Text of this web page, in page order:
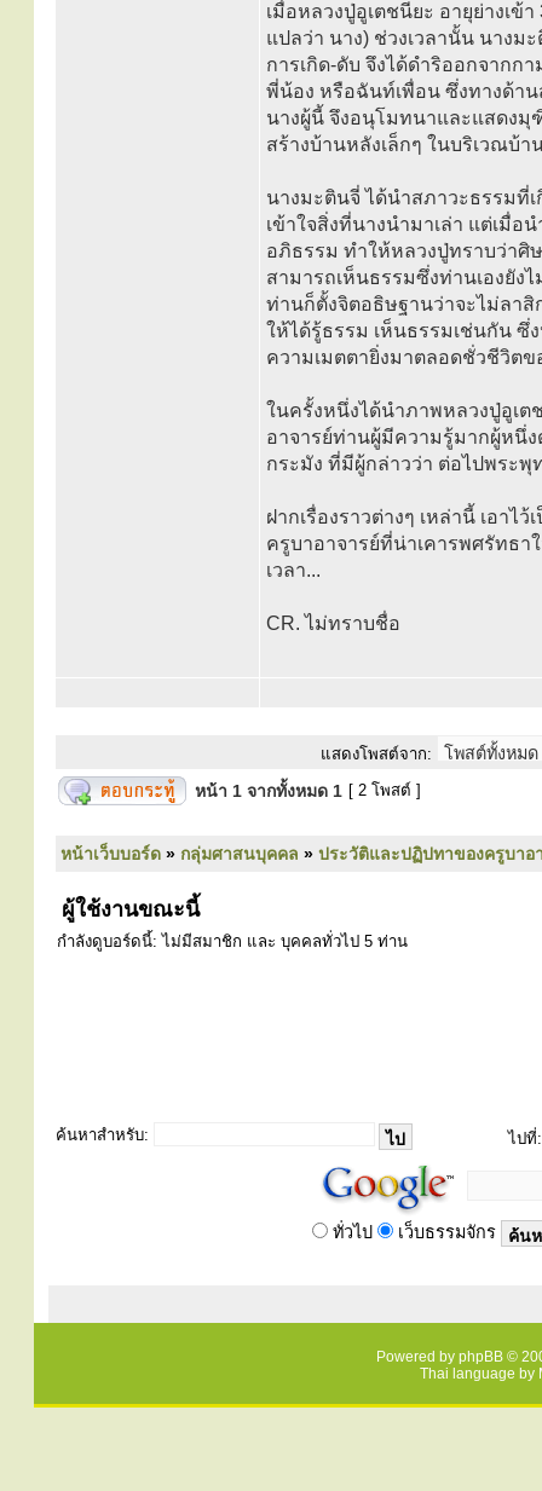
เมื่อหลวงปู่อูเตชนียะ อายุย่างเ
แปลว่า นาง) ช่วงเวลานั้น นาง
การเกิด-ดับ จึงได้ดำริออกจาก
พี่น้อง หรือฉันท์เพื่อน ซึ่งทางด้า
นางผู้นี้ จึงอนุโมทนาและแสดงมุ
สร้างบ้านหลังเล็กๆ ในบริเวณบ้
นางมะตินจี่ ได้นำสภาวะธรรมที่
เข้าใจสิ่งที่นางนำมาเล่า แต่เมื่อ
อภิธรรม ทำให้หลวงปู่ทราบว่าศิ
สามารถเห็นธรรมซึ่งท่านเองยัง
ท่านก็ตั้งจิตอธิษฐานว่าจะไม่ลาสิ
ให้ได้รู้ธรรม เห็นธรรมเช่นกัน ซึ่
ความเมตตายิ่งมาตลอดชั่วชีวิตข
ในครั้งหนึ่งได้นำภาพหลวงปู่อูเต
อาจารย์ท่านผู้มีความรู้มากผู้หนึ่
กระมัง ที่มีผู้กล่าวว่า ต่อไปพระพุ
ฝากเรื่องราวต่างๆ เหล่านี้ เอา
ครูบาอาจารย์ที่น่าเคารพศรัทธา
เวลา...
CR. ไม่ทราบชื่อ
แสดงโพสต์จาก:
หน้า 1 จากทั้งหมด 1 [ 2 โพสต์ ]
หน้าเว็บบอร์ด » กลุ่มศาสนบุคคล » ประวัติและปฏิปทาของครูบาอ
ผู้ใช้งานขณะนี้
กำลังดูบอร์ดนี้: ไม่มีสมาชิก และ บุคคลทั่วไป 5 ท่าน
ค้นหาสำหรับ: ไปที่:
ทั่วไป เว็บธรรมจักร
Powered by phpBB ©
Thai language by